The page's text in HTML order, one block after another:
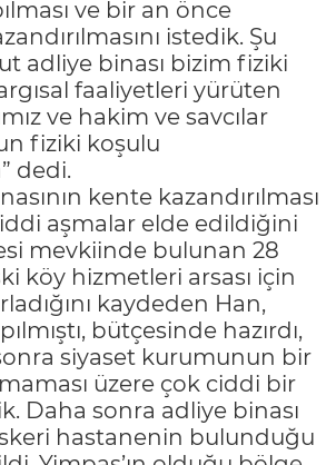
ve bir an önce
istedik. Şu
adliye binası bizim fiziki
faaliyetleri yürüten
ve hakim ve savcılar
fiziki koşulu
dedi.
kente kazandırılması
aşmalar elde edildiğini
mevkiinde bulunan 28
köy hizmetleri arsası için
kaydeden Han,
bütçesinde hazırdı,
siyaset kurumunun bir
üzere çok ciddi bir
Daha sonra adliye binası
hastanenin bulunduğu